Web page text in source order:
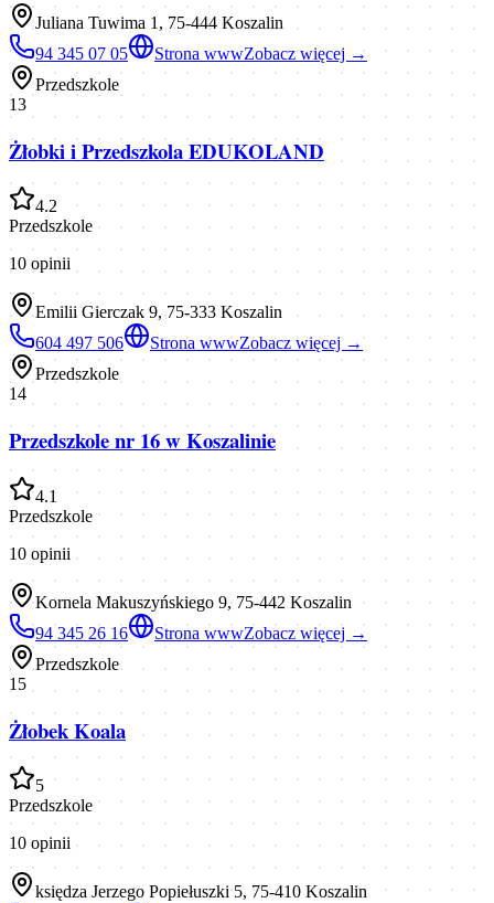
Juliana Tuwima 1, 75-444 Koszalin
94 345 07 05
Strona wwwZobacz więcej →
Przedszkole
13
Żłobki i Przedszkola EDUKOLAND
4.2
Przedszkole
10 opinii
Emilii Gierczak 9, 75-333 Koszalin
604 497 506
Strona wwwZobacz więcej →
Przedszkole
14
Przedszkole nr 16 w Koszalinie
4.1
Przedszkole
10 opinii
Kornela Makuszyńskiego 9, 75-442 Koszalin
94 345 26 16
Strona wwwZobacz więcej →
Przedszkole
15
Żłobek Koala
5
Przedszkole
10 opinii
księdza Jerzego Popiełuszki 5, 75-410 Koszalin